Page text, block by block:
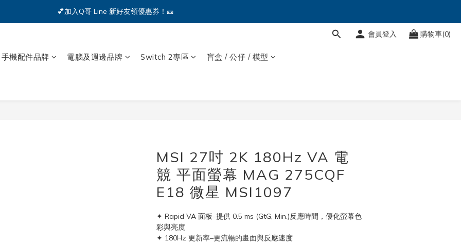
🔥iPhone 17 全系列熱銷中🔥點我購買 — !
💕加入Q哥 Line 新好友領優惠券！🎫
會員登入 購物車(0)
手機配件品牌 電腦及週邊品牌 Switch 2專區 盲盒 / 公仔 / 模型
MSI 27吋 2K 180Hz VA 電
競 平面螢幕 MAG 275CQF
E18 微星 MSI1097
✦ Rapid VA 面板–提供 0.5 ms (GtG, Min.)反應時間，優化螢幕色
彩與亮度
✦ 180Hz 更新率–更流暢的畫面與反應速度